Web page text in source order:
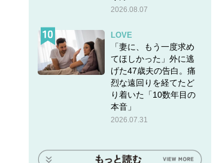
2026.08.07
LOVE
「妻に、もう一度求め
てほしかった」外に逃
げた47歳夫の告白。痛
烈な遠回りを経てたど
り着いた「10数年目の
本音」
2026.07.31